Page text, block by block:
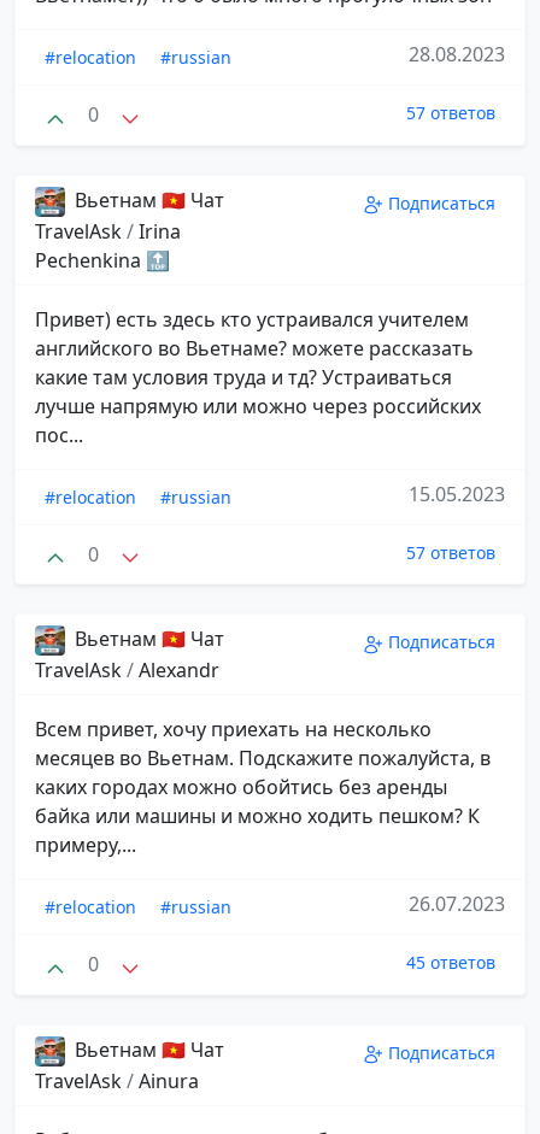
#relocation #russian 28.08.2023
0 57 ответов
Вьетнам 🇻🇳 Чат
TravelAsk/Irina
Pechenkina 🔝
Подписаться
Привет) есть здесь кто устраивался учителем
английского во Вьетнаме? можете рассказать
какие там условия труда и тд? Устраиваться
лучше напрямую или можно через российских
пос...
#relocation #russian 15.05.2023
0 57 ответов
Вьетнам 🇻🇳 Чат
TravelAsk/Alexandr
Подписаться
Всем привет, хочу приехать на несколько
месяцев во Вьетнам. Подскажите пожалуйста, в
каких городах можно обойтись без аренды
байка или машины и можно ходить пешком? К
примеру,...
#relocation #russian 26.07.2023
0 45 ответов
Вьетнам 🇻🇳 Чат
TravelAsk/Ainura
Подписаться